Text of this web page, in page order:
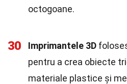
octogoane.
30 Imprimantele 3D
pentru a crea obiecte
materiale plastice și